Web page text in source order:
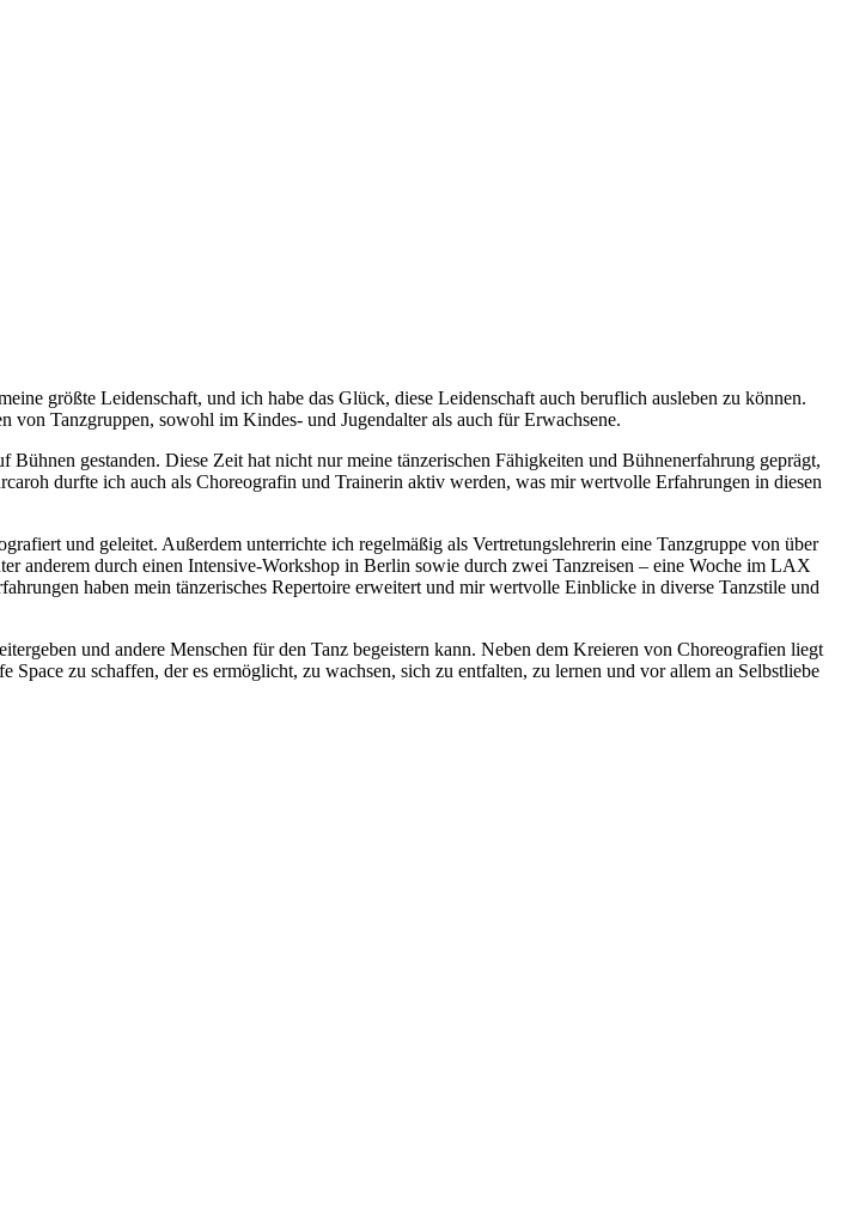
größte Leidenschaft, und ich habe das Glück, diese Leidenschaft auch beruflich ausleben zu können.
Tanzgruppen, sowohl im Kindes- und Jugendalter als auch für Erwachsene.
gestanden. Diese Zeit hat nicht nur meine tänzerischen Fähigkeiten und Bühnenerfahrung geprägt,
durfte ich auch als Choreografin und Trainerin aktiv werden, was mir wertvolle Erfahrungen in diesen
und geleitet. Außerdem unterrichte ich regelmäßig als Vertretungslehrerin eine Tanzgruppe von über
anderem durch einen Intensive-Workshop in Berlin sowie durch zwei Tanzreisen – eine Woche im LAX
haben mein tänzerisches Repertoire erweitert und mir wertvolle Einblicke in diverse Tanzstile und
und andere Menschen für den Tanz begeistern kann. Neben dem Kreieren von Choreografien liegt
zu schaffen, der es ermöglicht, zu wachsen, sich zu entfalten, zu lernen und vor allem an Selbstliebe